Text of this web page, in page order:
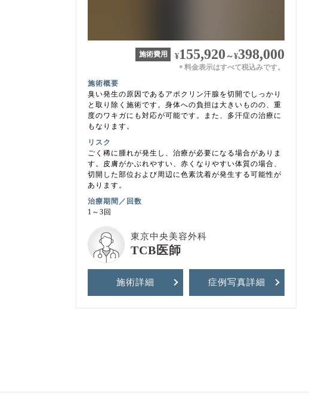
施術費用 ¥155,920 ～¥398,000
＊ 料金表示はすべて税込みです。
施術概要
臭い発生の原因であるアポクリン汗腺を切開でしっかり
と取り除く施術です。身体への負担は大きいものの、重
度のワキガにも対応が可能です。また、多汗症の治療に
もなります。
リスク
ごく稀に腫れが発生し、治療が必要になる場合がありま
す。皮膚がかぶれやすい、赤くなりやすい体質の場合、
切開した部位および周辺に色素沈着が発生する可能性が
あります。
治療期間／回数
1～3回
東京中央美容外科
TCB医師
施術詳細 症例写真詳細